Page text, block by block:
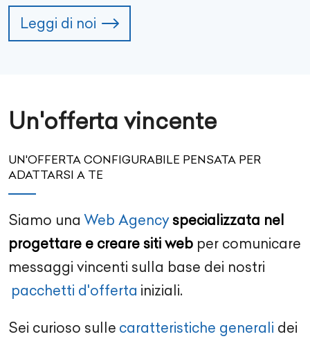
Leggi di noi
Un'offerta vincente
UN'OFFERTA CONFIGURABILE PENSATA PER
ADATTARSI A TE
Siamo una Web Agencyspecializzata nel
progettare e creare siti web per comunicare
messaggi vincenti sulla base dei nostri
pacchetti d'offerta iniziali.
Sei curioso sulle caratteristiche generali dei